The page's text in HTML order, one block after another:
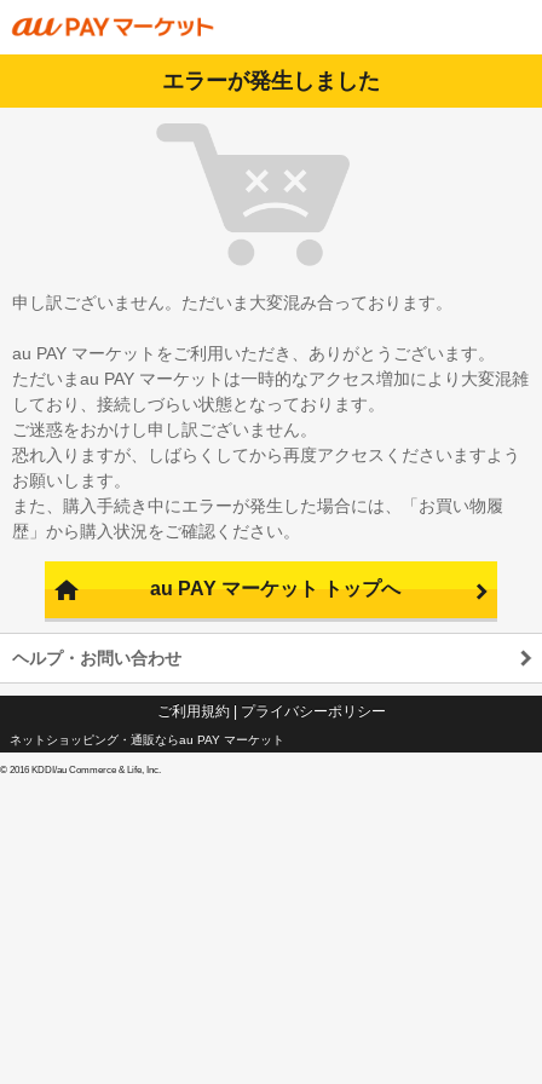
エラーが発生しました
申し訳ございません。ただいま大変混み合っております。
au PAY マーケットをご利用いただき、ありがとうございます。
ただいまau PAY マーケットは一時的なアクセス増加により大変混雑
しており、接続しづらい状態となっております。
ご迷惑をおかけし申し訳ございません。
恐れ入りますが、しばらくしてから再度アクセスくださいますよう
お願いします。
また、購入手続き中にエラーが発生した場合には、「お買い物履
歴」から購入状況をご確認ください。
au PAY マーケット トップへ
ヘルプ・お問い合わせ
ご利用規約| プライバシーポリシー
ネットショッピング・通販ならau PAY マーケット
© 2016 KDDI/au Commerce & Life, Inc.